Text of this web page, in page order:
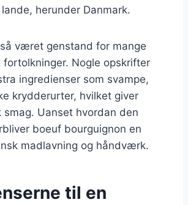
herunder Danmark.
været genstand for mange
fortolkninger. Nogle opskrifter
ingredienser som svampe,
krydderurter, hvilket giver
smag. Uanset hvordan den
boeuf bourguignon en
madlavning og håndværk.
til en